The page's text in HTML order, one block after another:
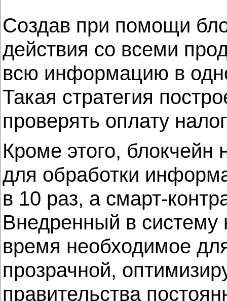
Создав при помощи
действия со всеми
всю информацию в
Такая стратегия
проверять оплату
Кроме этого, блокчейн
для обработки
в 10 раз, а смарт-
Внедренный в систему
время необходимое
прозрачной,
правительства